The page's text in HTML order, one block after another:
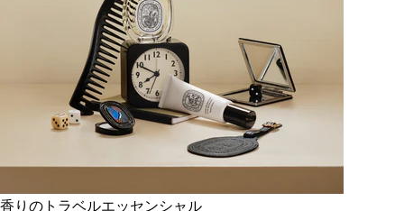
香りのトラベルエッセンシャル